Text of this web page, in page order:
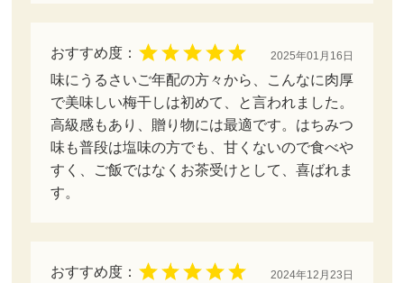
おすすめ度： 2025年01月16日
味にうるさいご年配の方々から、こんなに肉厚
で美味しい梅干しは初めて、と言われました。
高級感もあり、贈り物には最適です。はちみつ
味も普段は塩味の方でも、甘くないので食べや
すく、ご飯ではなくお茶受けとして、喜ばれま
す。
おすすめ度： 2024年12月23日